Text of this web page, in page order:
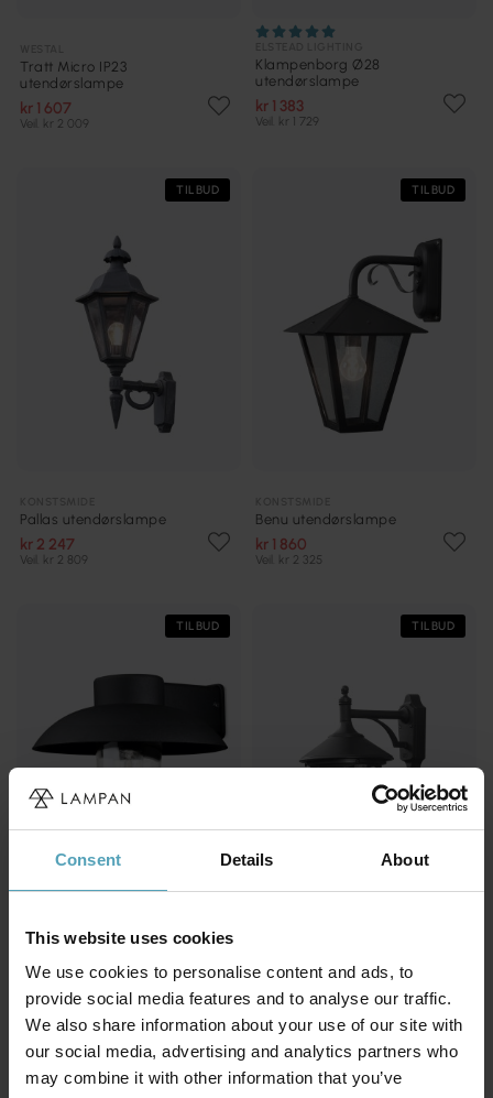
Consent Details About
This website uses cookies
We use cookies to personalise content and ads, to
provide social media features and to analyse our traffic.
We also share information about your use of our site with
our social media, advertising and analytics partners who
may combine it with other information that you’ve
Tratt Micro IP23
utendørslampe
kr 1 607
Veil. kr 2 009
Klampenborg Ø28
utendørslampe
kr 1 383
Veil. kr 1 729
TILBUD
Pallas utendørslampe
kr 2 247
Veil. kr 2 809
TILBUD
Benu utendørslampe
kr 1 860
Veil. kr 2 325
TILBUD
KONSTSMIDE
kr 2 263
Veil. kr 2 829
TILBUD
kr 2 357
Veil. kr 2 946
TILBUD TILBUD